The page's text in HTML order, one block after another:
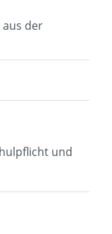
aus der
und